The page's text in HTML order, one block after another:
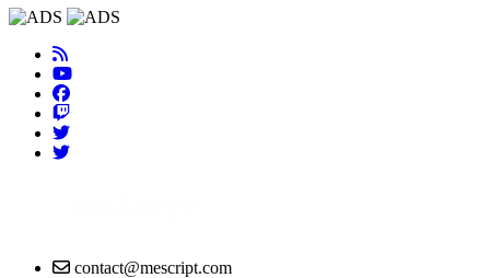
contact@mescript.com